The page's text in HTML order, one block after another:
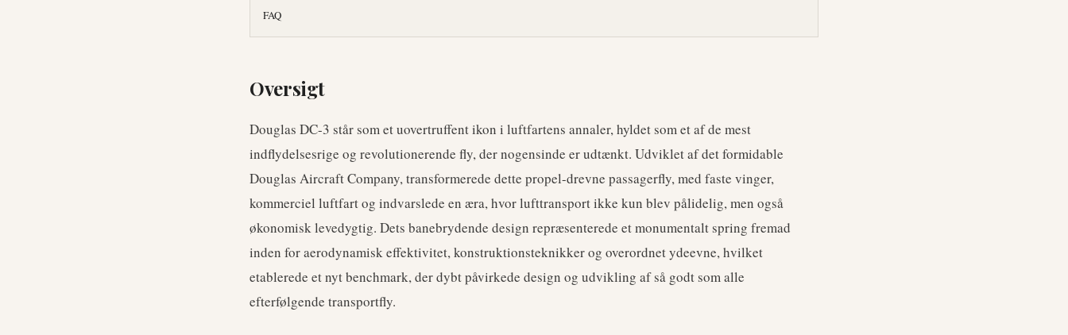
FAQ
Oversigt
Douglas DC-3 står som et uovertruffent ikon i luftfartens annaler, hyldet som et af de mest
indflydelsesrige og revolutionerende fly, der nogensinde er udtænkt. Udviklet af det formidable
Douglas Aircraft Company, transformerede dette propel-drevne passagerfly, med faste vinger,
kommerciel luftfart og indvarslede en æra, hvor lufttransport ikke kun blev pålidelig, men også
økonomisk levedygtig. Dets banebrydende design repræsenterede et monumentalt spring fremad
inden for aerodynamisk effektivitet, konstruktionsteknikker og overordnet ydeevne, hvilket
etablerede et nyt benchmark, der dybt påvirkede design og udvikling af så godt som alle
efterfølgende transportfly.